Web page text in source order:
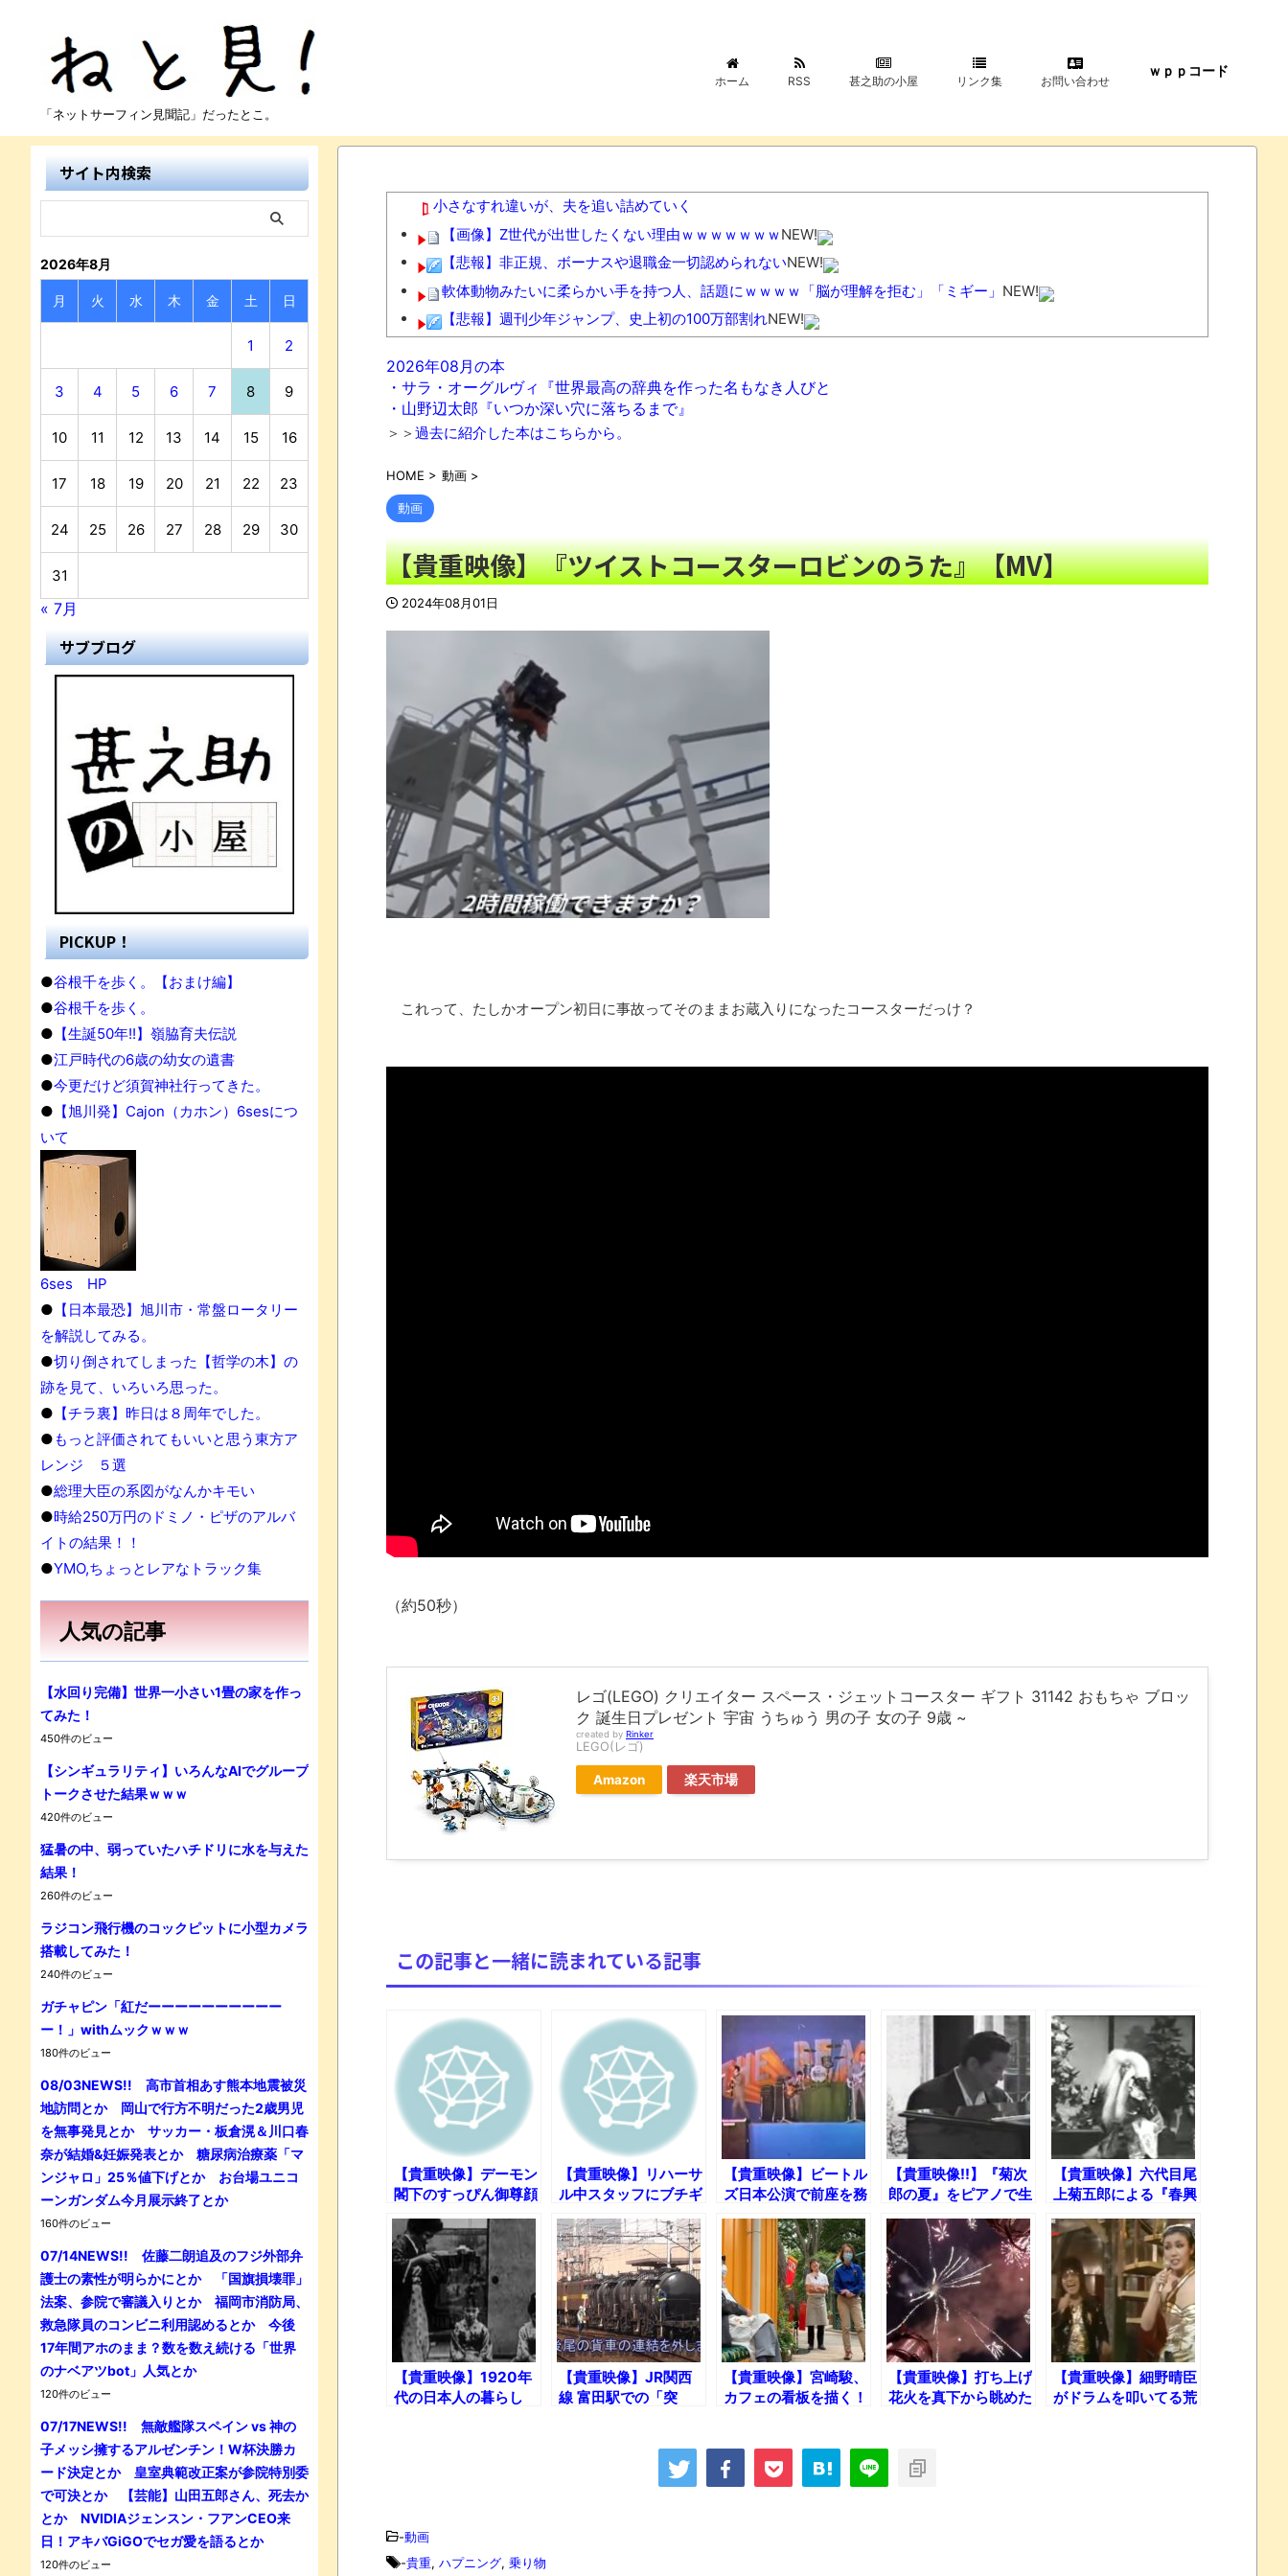
「ネットサーフィン見聞記」だったとこ。
ホーム RSS 甚之助の小屋 リンク集 お問い合わせ
ｗｐｐコード
小さなすれ違いが、夫を追い詰めていく
【画像】Z世代が出世したくない理由ｗｗｗｗｗｗｗNEW!
【悲報】非正規、ボーナスや退職金一切認められないNEW!
軟体動物みたいに柔らかい手を持つ人、話題にｗｗｗｗ「脳が理解を拒む」「ミギー」 NEW!
【悲報】週刊少年ジャンプ、史上初の100万部割れNEW!
京大病院、脳腫瘍摘出手術で誤って腫瘍の無い部位を摘出 脳幹など損傷受け植物状態に
彼氏が『この車』買おうとして私とケンカになってるんだけどｗｗｗｗｗｗ
【悲報】ロシア、じわじわと逝き始める
「ぞわっとした…」カルディで売っているコーヒーのパッケージが“一瞬怖い”と話題にwwwwNEW!
【悲報】男の趣味Tier表、ヤバすぎるｗｗｗｗｗNEW!
「天才か」いや変態です、宝鐘マリンのルアーを作ってタコを釣り上げた動画が葛飾北斎も大喜びの構図過ぎておも
この時期に避難所生活は大変だよな(´・ω・｀)
ウード&ギターで奏でるFF5「古代図書館」！
レトロパソコンの雑誌掲載プログラムリストを打ち込んだゲームプレイ動画で当時が懐かしい。
「題名のない音楽会」ゲーム音楽批判から36年 ～因果な逆転劇～
50歳になりました
凡庸な悪
お前らの身体の悩み教えてくれ
みんななんだかんだ言ってお金持ってんじゃん
「アメリカのヤンキーがアジア人にケンカを売った結果ｗｗｗ」 ほか
独学で挑んだ2026年二級建築士学科試験結果速報（仮）
【中国】パトカーの前で好演技www当たり屋やお煽り運転など盛りだくさん
ナチスドイツは何故バルバロッサ作戦とかいう無茶に踏み切ってしまったのか
【極画像】名古屋の地下鉄wwwwwwwwwwww
全方位青い芝包囲網すぎて色々見失う、新しい仕事観
見ていると！悲しくなってしまう猫の画像の数々！！
Powered by livedoor 相互RSS
2026年08月の本
・サラ・オーグルヴィ『世界最高の辞典を作った名もなき人びと
・山野辺太郎『いつか深い穴に落ちるまで』
＞＞ 過去に紹介した本はこちらから。
HOME > 動画 >
動画
【貴重映像】『ツイストコースターロビンのうた』【MV】
2024年08月01日
これって、たしかオープン初日に事故ってそのままお蔵入りになったコースターだっけ？
（約50秒）
レゴ(LEGO) クリエイター スペース・ジェットコースター ギフト 31142 おもちゃ ブロッ
ク 誕生日プレゼント 宇宙 うちゅう 男の子 女の子 9歳 ~
created by Rinker
LEGO(レゴ)
Amazon 楽天市場
この記事と一緒に読まれている記事
【貴重映像】デーモン
閣下のすっぴん御尊顔
【貴重映像】リハーサ
ル中スタッフにブチギ
レる尾崎豊
【貴重映像】ビートル
ズ日本公演で前座を務
めドリフターズと内田
裕也
【貴重映像!!】『菊次
郎の夏』をピアノで生
演奏する北野武
【貴重映像】六代目尾
上菊五郎による『春興
鏡獅子』【不世出の天
才】
【貴重映像】1920年
代の日本人の暮らし
【貴重映像】JR関西
線 富田駅での「突
【貴重映像】宮崎駿、
カフェの看板を描く！
【貴重映像】打ち上げ
花火を真下から眺めた
【貴重映像】細野晴臣
がドラムを叩いてる荒
-動画
-貴重, ハプニング, 乗り物
サイト内検索
2026年8月
月 火 水 木 金 土 日
1 2
3 4 5 6 7 8 9
10 11 12 13 14 15 16
17 18 19 20 21 22 23
24 25 26 27 28 29 30
31
« 7月
サブブログ
PICKUP！
●谷根千を歩く。【おまけ編】
●谷根千を歩く。
● 【生誕50年!!】嶺脇育夫伝説
●江戸時代の6歳の幼女の遺書
●今更だけど須賀神社行ってきた。
● 【旭川発】Cajon（カホン）6sesにつ
いて
6ses HP
● 【日本最恐】旭川市・常盤ロータリー
を解説してみる。
●切り倒されてしまった【哲学の木】の
跡を見て、いろいろ思った。
● 【チラ裏】昨日は８周年でした。
●もっと評価されてもいいと思う東方ア
レンジ ５選
●総理大臣の系図がなんかキモい
●時給250万円のドミノ・ピザのアルバ
イトの結果！！
●YMO,ちょっとレアなトラック集
人気の記事
【水回り完備】世界一小さい1畳の家を作っ
てみた！
450件のビュー
【シンギュラリティ】いろんなAIでグループ
トークさせた結果ｗｗｗ
420件のビュー
猛暑の中、弱っていたハチドリに水を与えた
結果！
260件のビュー
ラジコン飛行機のコックピットに小型カメラ
搭載してみた！
240件のビュー
ガチャピン「紅だーーーーーーーーーー
ー！」withムックｗｗｗ
180件のビュー
08/03NEWS!! 高市首相あす熊本地震被災
地訪問とか 岡山で行方不明だった2歳男児
を無事発見とか サッカー・板倉滉＆川口春
奈が結婚&妊娠発表とか 糖尿病治療薬「マ
ンジャロ」25％値下げとか お台場ユニコ
ーンガンダム今月展示終了とか
160件のビュー
07/14NEWS!! 佐藤二朗追及のフジ外部弁
護士の素性が明らかにとか 「国旗損壊罪」
法案、参院で審議入りとか 福岡市消防局、
救急隊員のコンビニ利用認めるとか 今後
17年間アホのまま？数を数え続ける「世界
のナベアツbot」人気とか
120件のビュー
07/17NEWS!! 無敵艦隊スペイン vs 神の
子メッシ擁するアルゼンチン！W杯決勝カ
ード決定とか 皇室典範改正案が参院特別委
で可決とか 【芸能】山田五郎さん、死去か
とか NVIDIAジェンスン・フアンCEO来
日！アキバGiGOでセガ愛を語るとか
120件のビュー